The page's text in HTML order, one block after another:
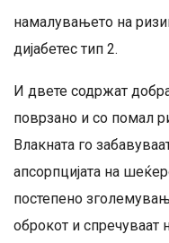
намалувањето на
дијабетес тип 2.
И двете содржат
поврзано и со помал
Влакната го
апсорпцијата на
постепено
оброкот и спречуваат